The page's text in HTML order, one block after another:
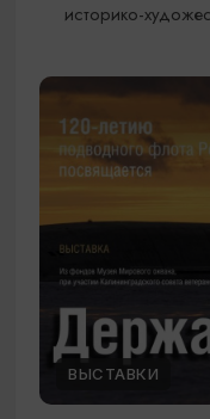
историко-
ВЫСТАВКИ